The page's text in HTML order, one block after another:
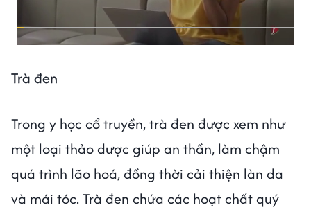
Trà đen
Trong y học cổ truyền, trà đen được xem như
một loại thảo dược giúp an thần, làm chậm
quá trình lão hoá, đồng thời cải thiện làn da
và mái tóc. Trà đen chứa các hoạt chất quý